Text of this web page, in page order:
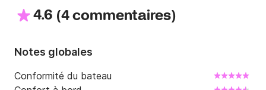
4.6 (4 commentaires)
Notes globales
Conformité du bateau